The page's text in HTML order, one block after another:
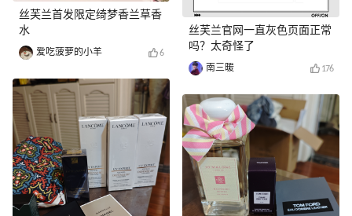
丝芙兰首发限定绮梦香兰草香
水
爱吃菠萝的小羊 6
丝芙兰官网一直灰色页面正常
吗？太奇怪了
南三暖 176